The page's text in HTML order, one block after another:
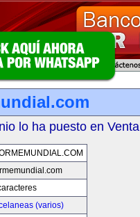
lo ha puesto en Venta
(varios)